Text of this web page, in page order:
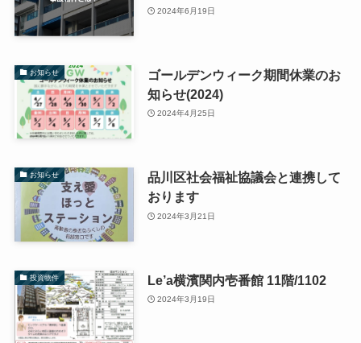
2024年6月19日
お知らせ
ゴールデンウィーク期間休業のお
知らせ(2024)
2024年4月25日
お知らせ
品川区社会福祉協議会と連携して
おります
2024年3月21日
投資物件 Le’a横濱関内壱番館 11階/1102
2024年3月19日